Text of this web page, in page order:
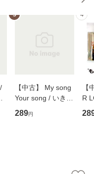
/
3
【中古】 My song
Your song / いきも
のがかり / [CD]
【メール便送料無
289円
4
【
R
産